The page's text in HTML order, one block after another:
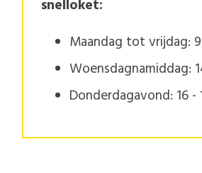
snelloket:
Maandag tot vrijdag:
Woensdagnamiddag:
Donderdagavond: 16 -